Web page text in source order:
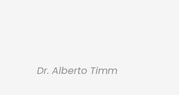
Dr. Alberto Timm